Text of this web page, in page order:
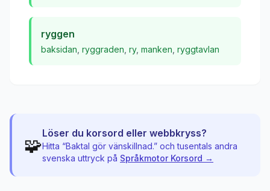
ryggen
baksidan ryggraden ry, manken ryggtavlan
🧩
Löser du korsord eller webbkryss?
Hitta “Baktal gör vänskillnad.” och tusentals andra
svenska uttryck på Språkmotor Korsord →